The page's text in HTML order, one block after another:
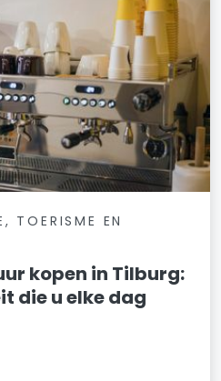
TOERISME EN
kopen in Tilburg:
die u elke dag